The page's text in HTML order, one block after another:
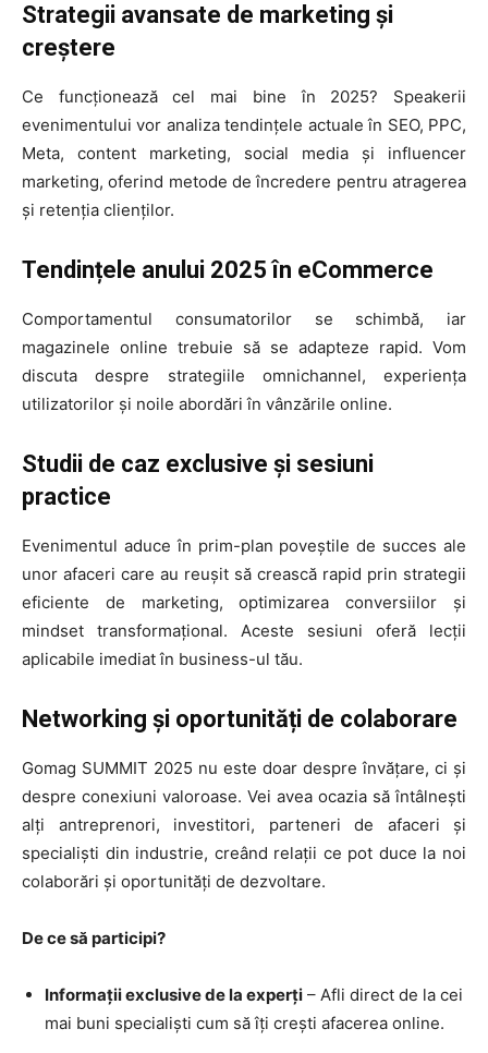
Strategii avansate de marketing și
creștere
Ce funcționează cel mai bine în 2025? Speakerii
evenimentului vor analiza tendințele actuale în SEO, PPC,
Meta, content marketing, social media și influencer
marketing, oferind metode de încredere pentru atragerea
și retenția clienților.
Tendințele anului 2025 în eCommerce
Comportamentul consumatorilor se schimbă, iar
magazinele online trebuie să se adapteze rapid. Vom
discuta despre strategiile omnichannel, experiența
utilizatorilor și noile abordări în vânzările online.
Studii de caz exclusive și sesiuni
practice
Evenimentul aduce în prim-plan poveștile de succes ale
unor afaceri care au reușit să crească rapid prin strategii
eficiente de marketing, optimizarea conversiilor și
mindset transformațional. Aceste sesiuni oferă lecții
aplicabile imediat în business-ul tău.
Networking și oportunități de colaborare
Gomag SUMMIT 2025 nu este doar despre învățare, ci și
despre conexiuni valoroase. Vei avea ocazia să întâlnești
alți antreprenori, investitori, parteneri de afaceri și
specialiști din industrie, creând relații ce pot duce la noi
colaborări și oportunități de dezvoltare.
De ce să participi?
Informații exclusive de la experți – Afli direct de la cei
mai buni specialiști cum să îți crești afacerea online.